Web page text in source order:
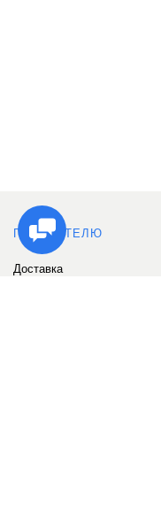
ПОКУПАТЕЛЮ
Доставка